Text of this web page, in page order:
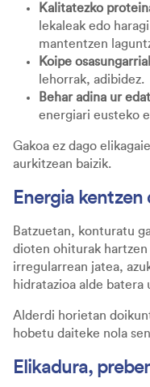
Kalitatezko
lekaleak edo
mantentzen
Koipe
lehorrak, adibidez.
Behar adina ur
energiari eusteko
Gakoa ez dago
aurkitzean baizik.
Energia
Batzuetan, konturatu
dioten ohiturak
irregularrean jatea,
hidratazioa alde batera
Alderdi horietan
hobetu daiteke nola
Elikadura,